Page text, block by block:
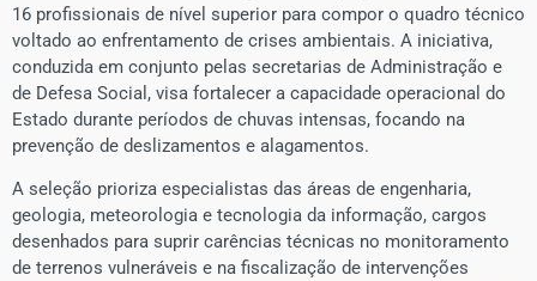
16 profissionais de nível superior para compor o quadro técnico
voltado ao enfrentamento de crises ambientais. A iniciativa,
conduzida em conjunto pelas secretarias de Administração e
de Defesa Social, visa fortalecer a capacidade operacional do
Estado durante períodos de chuvas intensas, focando na
prevenção de deslizamentos e alagamentos.
​A seleção prioriza especialistas das áreas de engenharia,
geologia, meteorologia e tecnologia da informação, cargos
desenhados para suprir carências técnicas no monitoramento
de terrenos vulneráveis e na fiscalização de intervenções